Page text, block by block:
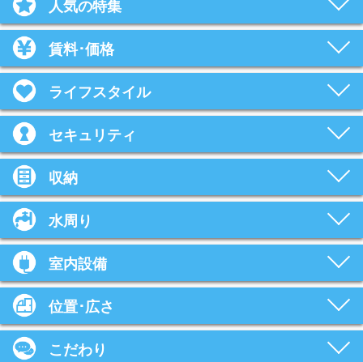
人気の特集
賃料･価格
ライフスタイル
セキュリティ
収納
水周り
室内設備
位置･広さ
こだわり